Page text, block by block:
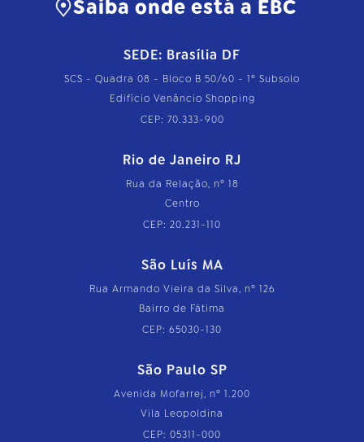
Saiba onde está a EBC
SEDE: Brasília DF
SCS - Quadra 08 - Bloco B 50/60 - 1º Subsolo
Edifício Venâncio Shopping
CEP: 70.333-900
Rio de Janeiro RJ
Rua da Relação, nº 18
Centro
CEP: 20.231-110
São Luís MA
Rua Armando Vieira da Silva, nº 126
Bairro de Fátima
CEP: 65030-130
São Paulo SP
Avenida Mofarrej, nº 1.200
Vila Leopoldina
CEP: 05311-000